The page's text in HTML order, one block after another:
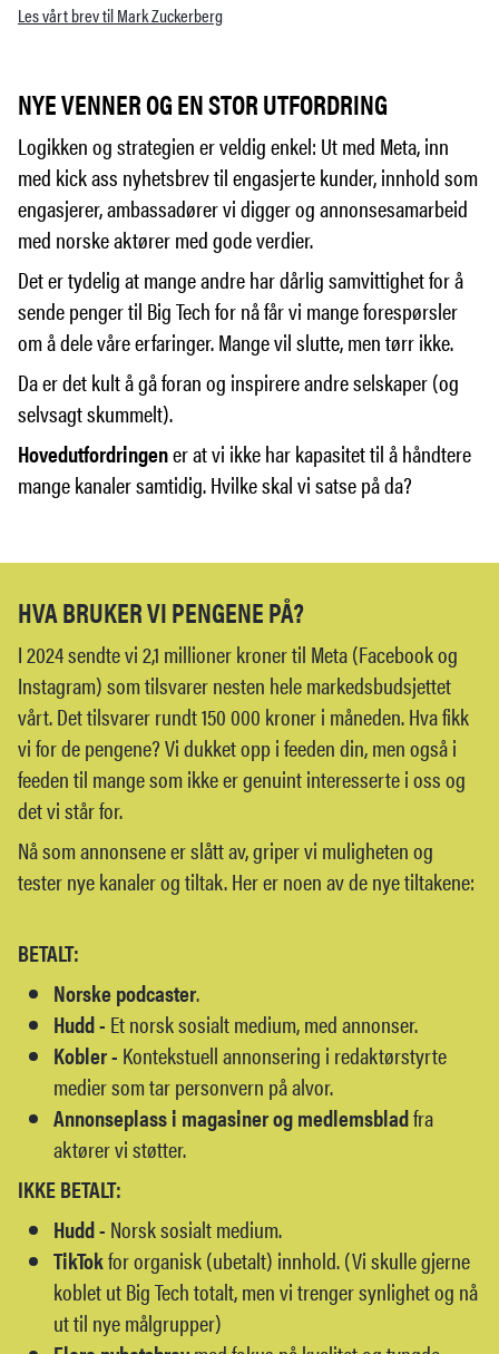
Les vårt brev til Mark Zuckerberg
NYE VENNER OG EN STOR UTFORDRING
Logikken og strategien er veldig enkel: Ut med Meta, inn
med kick ass nyhetsbrev til engasjerte kunder, innhold som
engasjerer, ambassadører vi digger og annonsesamarbeid
med norske aktører med gode verdier.
Det er tydelig at mange andre har dårlig samvittighet for å
sende penger til Big Tech for nå får vi mange forespørsler
om å dele våre erfaringer. Mange vil slutte, men tørr ikke.
Da er det kult å gå foran og inspirere andre selskaper (og
selvsagt skummelt).
Hovedutfordringener at vi ikke har kapasitet til å håndtere
mange kanaler samtidig. Hvilke skal vi satse på da?
HVA BRUKER VI PENGENE PÅ?
I 2024 sendte vi 2,1 millioner kroner til Meta (Facebook og
Instagram) som tilsvarer nesten hele markedsbudsjettet
vårt. Det tilsvarer rundt 150 000 kroner i måneden. Hva fikk
vi for de pengene? Vi dukket opp i feeden din, men også i
feeden til mange som ikke er genuint interesserte i oss og
det vi står for.
Nå som annonsene er slått av, griper vi muligheten og
tester nye kanaler og tiltak. Her er noen av de nye tiltakene:
BETALT:
Norske podcaster.
Hudd - Et norsk sosialt medium, med annonser.
Kobler - Kontekstuell annonsering i redaktørstyrte
medier som tar personvern på alvor.
Annonseplass i magasiner og medlemsbladfra
aktører vi støtter.
IKKE BETALT:
Hudd - Norsk sosialt medium.
TikTokfor organisk (ubetalt) innhold. (Vi skulle gjerne
koblet ut Big Tech totalt, men vi trenger synlighet og nå
ut til nye målgrupper)